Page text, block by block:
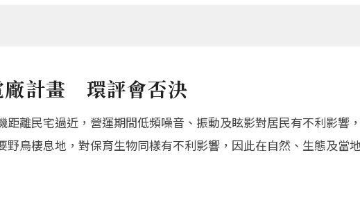
廠計畫 環評會否決
距離民宅過近，營運期間低頻噪音、振動及眩影對居民有不利影響
野鳥棲息地，對保育生物同樣有不利影響，因此在自然、生態及當